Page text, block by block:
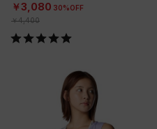
￥3,080 30%OFF
￥4,400